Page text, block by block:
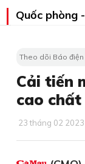
Quốc phòng
Theo dõi Báo
Cải tiến
cao chất
23 tháng 02 2023